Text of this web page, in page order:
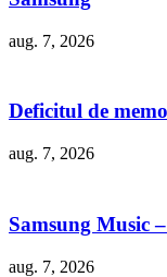
aug. 7, 2026
Deficitul de
aug. 7, 2026
Samsung Music
aug. 7, 2026